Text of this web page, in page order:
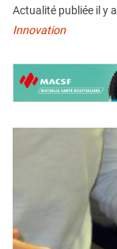
CRÉDITS
Actualité publiée il y a
Innovation